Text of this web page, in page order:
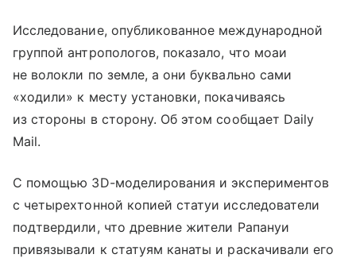
Исследование, опубликованное международной
группой антропологов, показало, что моаи
не волокли по земле, а они буквально сами
«ходили» к месту установки, покачиваясь
из стороны в сторону. Об этом сообщает Daily
Mail.
С помощью 3D-моделирования и экспериментов
с четырехтонной копией статуи исследователи
подтвердили, что древние жители Рапануи
привязывали к статуям канаты и раскачивали его